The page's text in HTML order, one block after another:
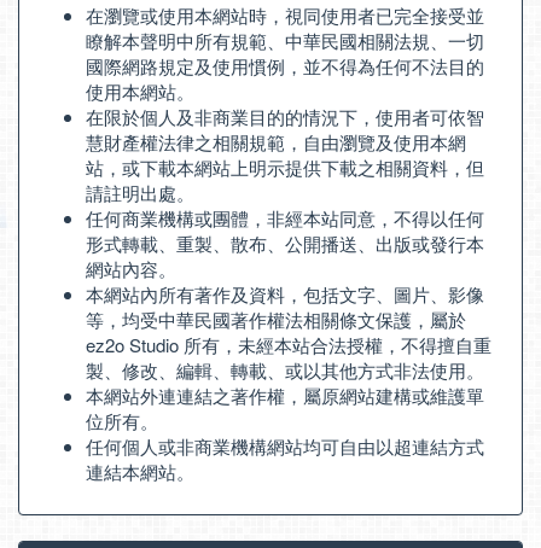
在瀏覽或使用本網站時，視同使用者已完全接受並
瞭解本聲明中所有規範、中華民國相關法規、一切
國際網路規定及使用慣例，並不得為任何不法目的
使用本網站。
在限於個人及非商業目的的情況下，使用者可依智
慧財產權法律之相關規範，自由瀏覽及使用本網
站，或下載本網站上明示提供下載之相關資料，但
請註明出處。
任何商業機構或團體，非經本站同意，不得以任何
形式轉載、重製、散布、公開播送、出版或發行本
網站內容。
本網站內所有著作及資料，包括文字、圖片、影像
等，均受中華民國著作權法相關條文保護，屬於
ez2o Studio 所有，未經本站合法授權，不得擅自重
製、修改、編輯、轉載、或以其他方式非法使用。
本網站外連連結之著作權，屬原網站建構或維護單
位所有。
任何個人或非商業機構網站均可自由以超連結方式
連結本網站。